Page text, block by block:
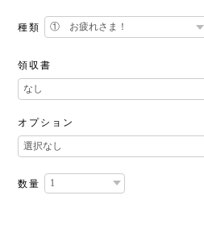
種類
領収書
オプション
数量